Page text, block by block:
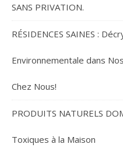
SANS PRIVATION.
RÉSIDENCES SAINES :
Environnementale dans
Chez Nous!
PRODUITS NATURELS
Toxiques à la Maison